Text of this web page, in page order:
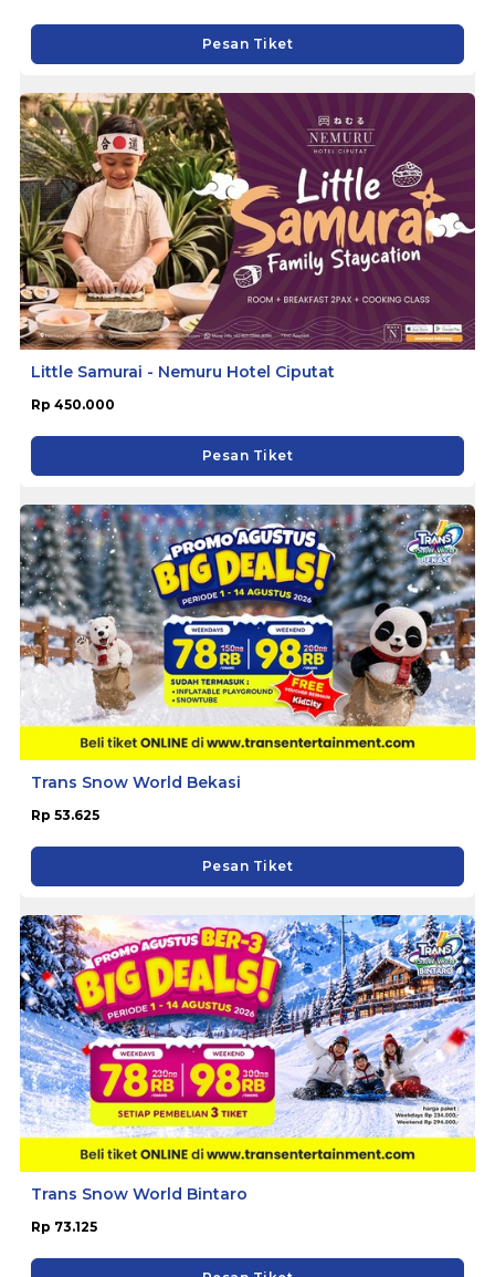
Pesan Tiket
Little Samurai - Nemuru Hotel Ciputat
Rp 450.000
Pesan Tiket
Trans Snow World Bekasi
Rp 53.625
Pesan Tiket
Trans Snow World Bintaro
Rp 73.125